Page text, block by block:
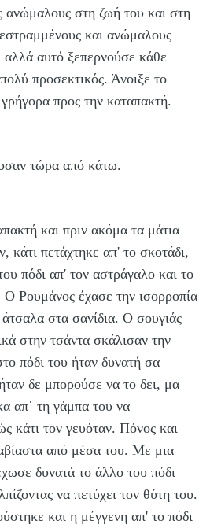
ανώμαλους στη ζωή του και στη
και ανώμαλους
αυτό ξεπερνούσε κάθε
προσεκτικός. Άνοιξε το
προς την καταπακτή.
τώρα από κάτω.
και πριν ακόμα τα μάτια
κάτι πετάχτηκε απ' το σκοτάδι,
πόδι απ' τον αστράγαλο και το
Ρουμάνος έχασε την ισορροπία
στα σανίδια. Ο σουγιάς
στην τσάντα σκάλισαν την
πόδι του ήταν δυνατή σα
δε μπορούσε να το δει, μα
απ΄ τη γάμπα του να
κάτι τον γευόταν. Πόνος και
από μέσα του. Με μια
δυνατά το άλλο του πόδι
να πετύχει τον θύτη του.
και η μέγγενη απ' το πόδι